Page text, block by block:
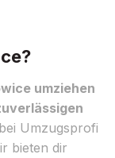
umziehen
Umzugsprofi
bieten dir